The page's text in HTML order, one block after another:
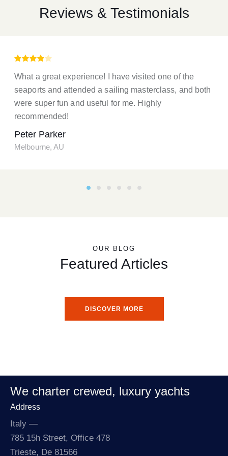
Reviews & Testimonials
What a great experience! I have visited one of the
seaports and attended a sailing masterclass, and both
were super fun and useful for me. Highly
recommended!
Peter Parker
Melbourne, AU
OUR BLOG
Featured Articles
DISCOVER MORE
We charter crewed, luxury yachts
Address
Italy —
785 15h Street, Office 478
Trieste, De 81566